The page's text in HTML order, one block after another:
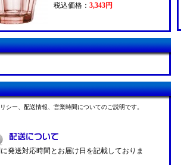
税込価格： 3,343円
ー、配送情報、営業時間についてのご説明です。
発送対応時間とお届け日を記載しておりま